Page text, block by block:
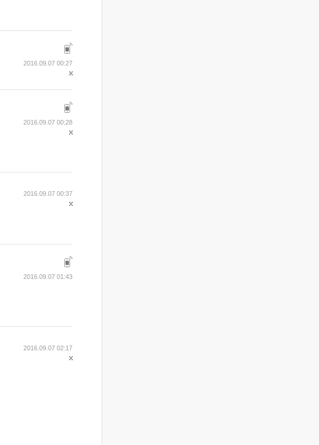
2016.09.07 00:27
2016.09.07 00:28
2016.09.07 00:37
2016.09.07 01:43
2016.09.07 02:17